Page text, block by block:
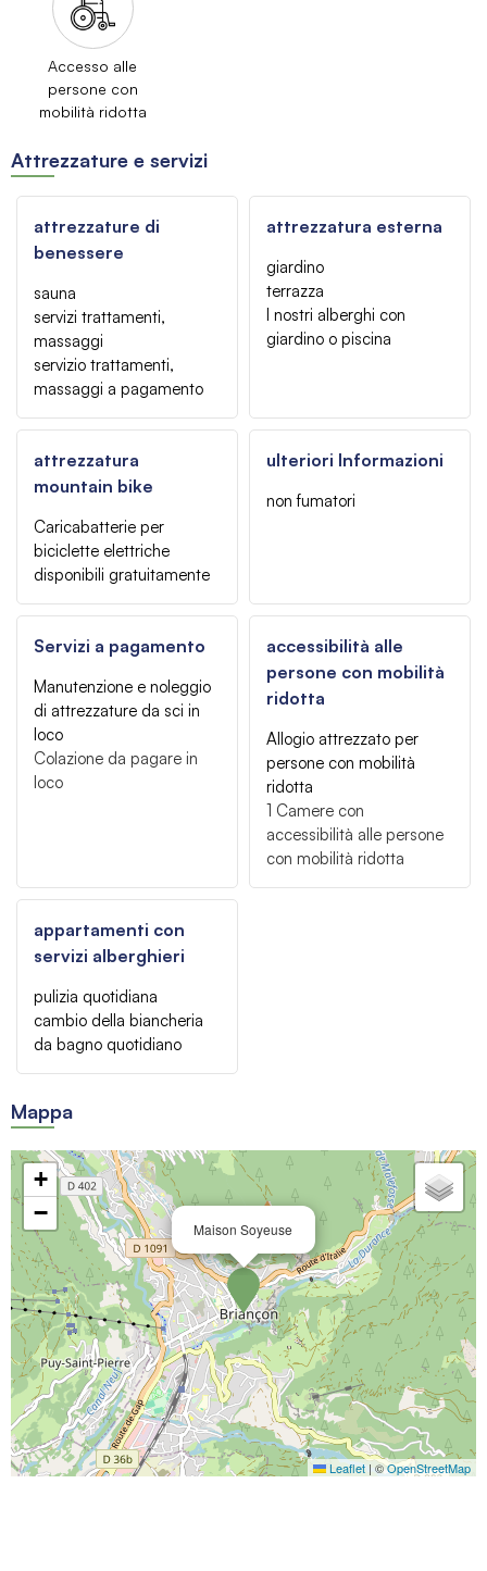
Accesso alle
persone con
mobilità ridotta
Attrezzature e servizi
attrezzature di
benessere
sauna
servizi trattamenti,
massaggi
servizio trattamenti,
massaggi a pagamento
attrezzatura esterna
giardino
terrazza
I nostri alberghi con
giardino o piscina
attrezzatura
mountain bike
Caricabatterie per
biciclette elettriche
disponibili gratuitamente
ulteriori Informazioni
non fumatori
Servizi a pagamento
Manutenzione e noleggio
di attrezzature da sci in
loco
Colazione da pagare in
loco
accessibilità alle
persone con mobilità
ridotta
Allogio attrezzato per
persone con mobilità
ridotta
1 Camere con
accessibilità alle persone
con mobilità ridotta
appartamenti con
servizi alberghieri
pulizia quotidiana
cambio della biancheria
da bagno quotidiano
Mappa
Maison Soyeuse
+
−
Leaflet | ©OpenStreetMap